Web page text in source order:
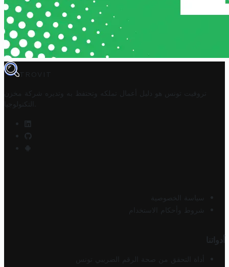
TROVIT
تروفيت تونس هو دليل أعمال تملكه وتحتفظ به وتديره
شركة مخزن
التكنولوجيا
سياسة الخصوصية
شروط وأحكام الاستخدام
أدواتنا
أداة التحقق من صحة الرقم الضريبي تونس